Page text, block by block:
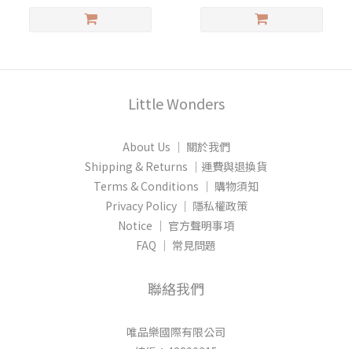
Little Wonders
About Us │ 關於我們
Shipping & Returns │運費與退換貨
Terms & Conditions │ 購物須知
Privacy Policy │ 隱私權政策
Notice │ 官方聲明事項
FAQ │ 常見問題
聯絡我們
唯品樂國際有限公司